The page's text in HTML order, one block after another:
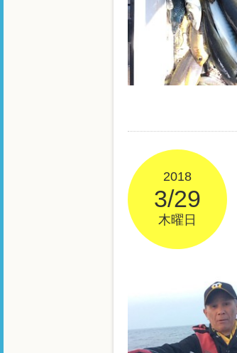
2018
3/29
木曜日